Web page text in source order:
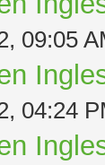
09:05
04:24